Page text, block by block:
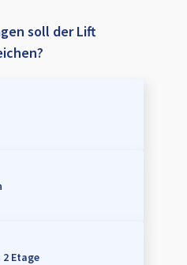
soll der Lift
2 Etage